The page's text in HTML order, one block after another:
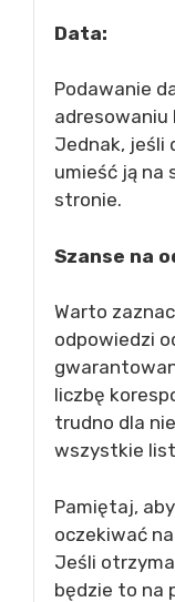
Data:
Podawanie
adresowaniu
Jednak, jeśli
umieść ją na
stronie.
Szanse na
Warto
odpowiedzi
liczbę
trudno dla
wszystkie
Pamiętaj,
oczekiwać
Jeśli
będzie to na